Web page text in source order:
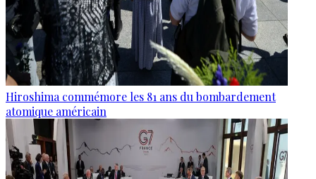
Hiroshima commémore les 81 ans du bombardement
atomique américain